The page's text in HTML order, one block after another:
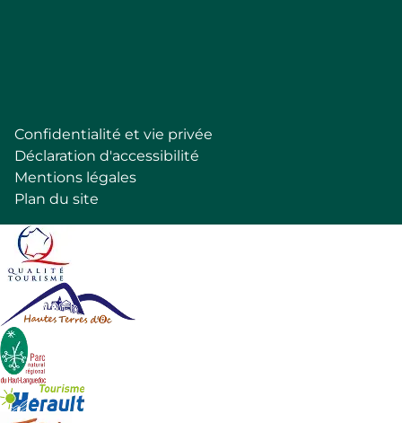
Pied
de
page
Confidentialité et vie privée
Déclaration d'accessibilité
Mentions légales
Plan du site